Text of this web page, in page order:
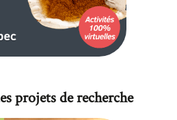
projets de recherche